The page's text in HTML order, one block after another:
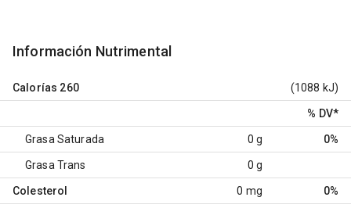
Información Nutrimental
Calorías 260 (1088 kJ)
% DV*
Grasa Saturada 0 g 0%
Grasa Trans 0 g
Colesterol 0 mg 0%